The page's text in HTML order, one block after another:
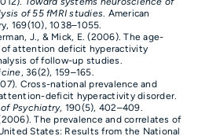
of 55 fMRI studies. American
169(10), 1038–1055.
J., & Mick, E. (2006). The age-
attention deficit hyperactivity
of follow-up studies.
, 36(2), 159–165.
Cross-national prevalence and
deficit hyperactivity disorder.
Psychiatry, 190(5), 402–409.
The prevalence and correlates of
States: Results from the National